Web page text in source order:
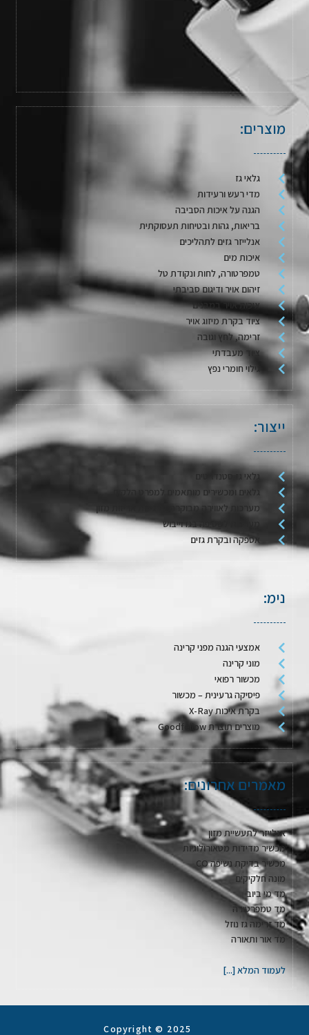
מוצרים:
גלאי גז
מדי רעש ורעידות
הגנה על איכות הסביבה
בריאות, גהות ובטיחות תעסוקתית
אנלייזר גזים לתהליכים
איכות מים
טמפרטורה, לחות ונקודת טל
זיהום אויר ודיגום סביבתי
איכות אויר במבנים
ציוד בקרת מיזוג אויר
זרימה, לחץ וגובה
ציוד מעבדתי
גילוי חומרי נפץ
ייצור:
גלאי גז סטנדרטים
גלאים ומכשירים מותאמים למפרט הלקוח
מערכות לאווירה מבוקרת / דגימת אריזות מזון
מערכות לשטיפה בגז וייבוש
אספקה ובקרת גזים
נימ:
אמצעי הגנה מפני קרינה
מוני קרינה
מכשור רפואי
פיסיקה גרעינית – מכשור
בקרת איכות X-Ray
מוצרים תוצרת Goodfellow
מאמרים אחרונים:
אנלייזר לתעשיית מזון
מכשיר מדידות מטאורולוגיות
מכשיר בדיקת נשיפה CO
מונה חלקיקים
מד מי ביוב
מד טמפרטורה
מד זרימה גז נוזל
מד אור ותאורה
לעמוד המלא [...]
Copyright © 2025